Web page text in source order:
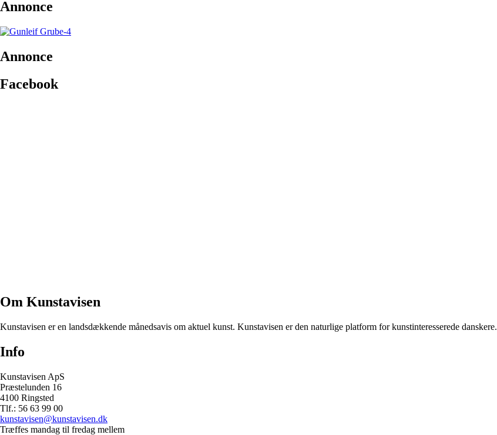
Annonce
Annonce
Facebook
Om Kunstavisen
Kunstavisen er en landsdækkende månedsavis om aktuel kunst. Kunstavisen er den naturlige platform for kunstinteresserede danskere.
Info
Kunstavisen ApS
Præstelunden 16
4100 Ringsted
Tlf.: 56 63 99 00
kunstavisen@kunstavisen.dk
Træffes mandag til fredag mellem